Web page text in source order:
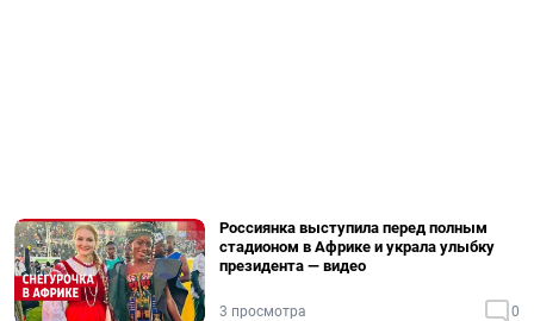
Россиянка выступила перед полным
стадионом в Африке и украла улыбку
президента — видео
3 просмотра 0